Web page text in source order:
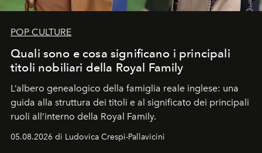
POP CULTURE
Quali sono e cosa significano i principali
titoli nobiliari della Royal Family
L’albero genealogico della famiglia reale inglese: una
guida alla struttura dei titoli e al significato dei principali
ruoli all’interno della Royal Family.
05.08.2026 di Ludovica Crespi-Pallavicini